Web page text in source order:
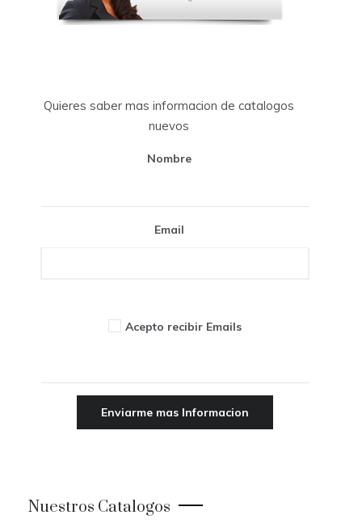
Quieres saber mas informacion de catalogos
nuevos
Nombre
Email
Acepto recibir Emails
Nuestros Catalogos